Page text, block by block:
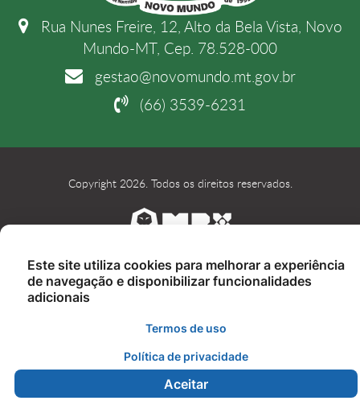
Rua Nunes Freire, 12, Alto da Bela Vista, Novo
Mundo-MT, Cep. 78.528-000
gestao@novomundo.mt.gov.br
(66) 3539-6231
Copyright 2026. Todos os direitos reservados.
Este site utiliza cookies para melhorar a experiência
de navegação e disponibilizar funcionalidades
adicionais
Termos de uso
Política de privacidade
Aceitar